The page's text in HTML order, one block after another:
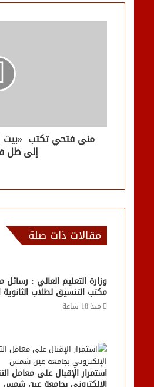
منى فتحي تكتب «بيت
إلى ظل
مقالات ذات صلة
وزارة التعليم العالي :
مكتب التنسيق لطلاب الثانوية
منذ 18 ساعة
استمرار الإقبال على معامل